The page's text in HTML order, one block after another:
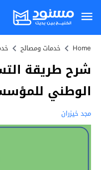
Home خدمات ومصالح
شرح طريقة
الوطني
مجد خيزران